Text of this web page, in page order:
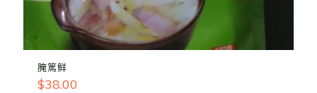
腌篤鲜
$38.00